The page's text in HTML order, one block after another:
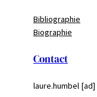
Bibliographie
Biographie
Contact
laure.humbel [ad]